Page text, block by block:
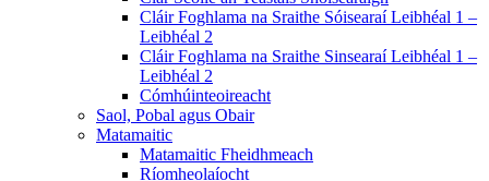
Cláir Foghlama na Sraithe Sóisearaí Leibhéal 1 –
Leibhéal 2
Cláir Foghlama na Sraithe Sinsearaí Leibhéal 1 –
Leibhéal 2
Cómhúinteoireacht
Saol, Pobal agus Obair
Matamaitic
Matamaitic Fheidhmeach
Ríomheolaíocht